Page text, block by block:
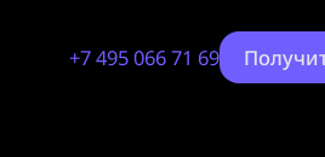
+7 495 066 71 69